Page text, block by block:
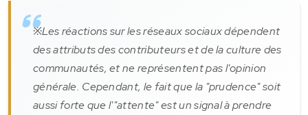
※Les réactions sur les réseaux sociaux dépendent
des attributs des contributeurs et de la culture des
communautés, et ne représentent pas l'opinion
générale. Cependant, le fait que la "prudence" soit
aussi forte que l'"attente" est un signal à prendre